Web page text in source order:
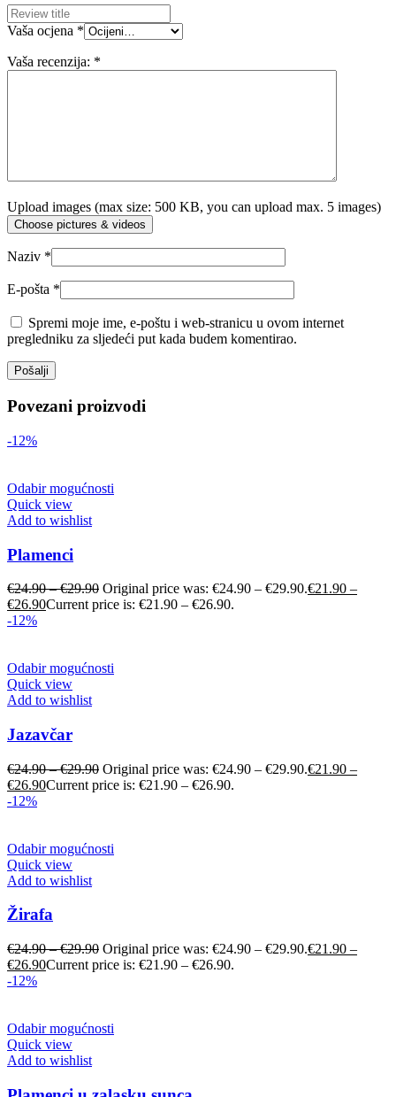
Vaša ocjena *
Vaša recenzija: *
Upload images (max size: 500 KB, you can upload max. 5 images)
Choose pictures & videos
Naziv *
E-pošta *
Spremi moje ime, e-poštu i web-stranicu u ovom internet
pregledniku za sljedeći put kada budem komentirao.
Povezani proizvodi
-12%
Odabir mogućnosti
Quick view
Add to wishlist
Plamenci
€24.90–€29.90 Original price was: €24.90 – €29.90.€21.90 –
€26.90Current price is: €21.90 – €26.90.
-12%
Odabir mogućnosti
Quick view
Add to wishlist
Jazavčar
€24.90–€29.90 Original price was: €24.90 – €29.90.€21.90 –
€26.90Current price is: €21.90 – €26.90.
-12%
Odabir mogućnosti
Quick view
Add to wishlist
Žirafa
€24.90–€29.90 Original price was: €24.90 – €29.90.€21.90 –
€26.90Current price is: €21.90 – €26.90.
-12%
Odabir mogućnosti
Quick view
Add to wishlist